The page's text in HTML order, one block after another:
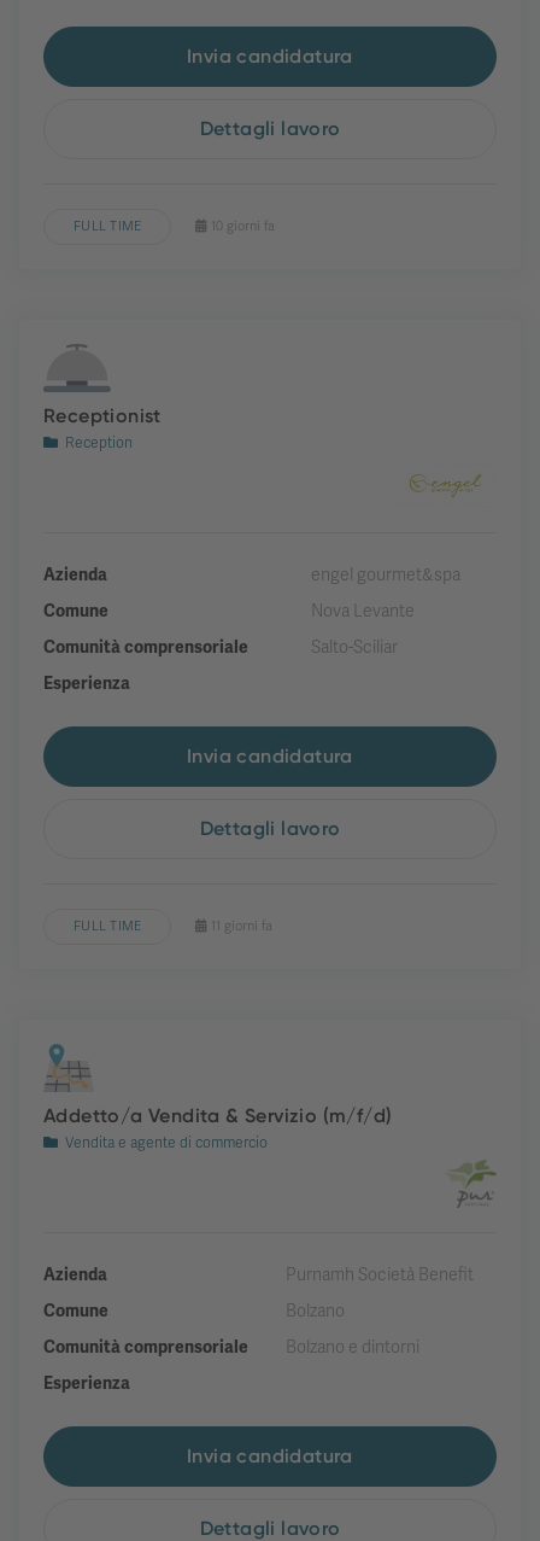
Invia candidatura
Dettagli lavoro
FULL TIME 10 giorni fa
Receptionist
Reception
Azienda
engel gourmet&spa
Comune
Nova Levante
Comunità comprensoriale
Salto-Sciliar
Esperienza
Invia candidatura
Dettagli lavoro
FULL TIME 11 giorni fa
Addetto/a Vendita & Servizio (m/f/d)
Vendita e agente di commercio
Azienda
Purnamh Società Benefit
Comune
Bolzano
Comunità comprensoriale
Bolzano e dintorni
Esperienza
Invia candidatura
Dettagli lavoro